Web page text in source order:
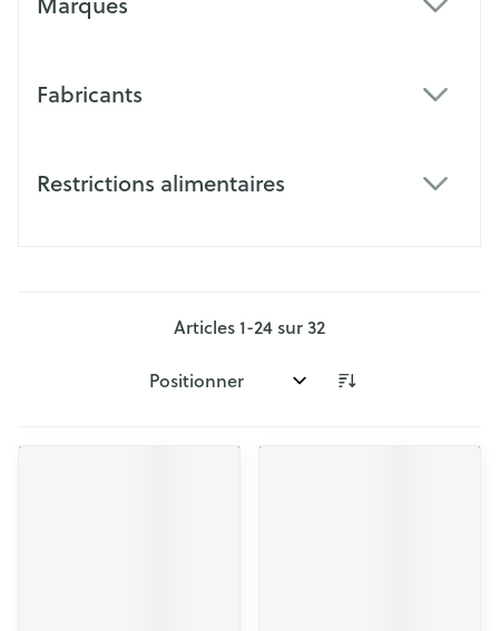
Fabricants
Restrictions alimentaires
Articles1-24sur32
Trier par: